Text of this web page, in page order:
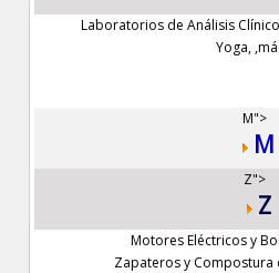
Laboratorios de Análisis
Yoga, ,
M">
M
Z">
Z
Motores Eléctricos y
Zapateros y Compostura